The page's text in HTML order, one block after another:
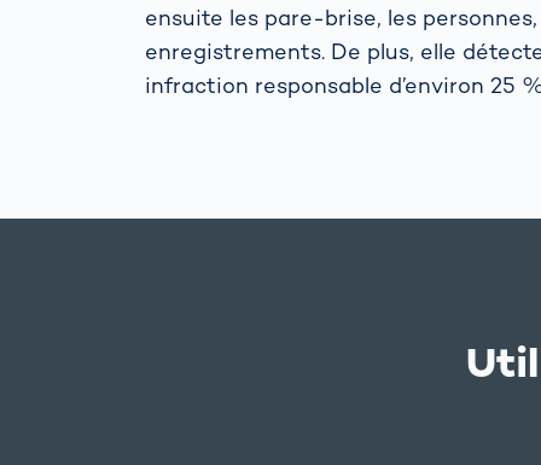
ensuite les pare-brise, les
enregistrements. De plus, elle
infraction responsable d’environ 25